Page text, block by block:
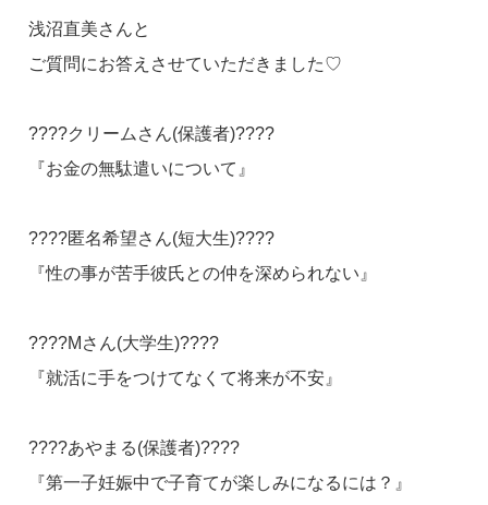
浅沼直美さんと
ご質問にお答えさせていただきました♡
????クリームさん(保護者)????
『お金の無駄遣いについて』
????匿名希望さん(短大生)????
『性の事が苦手彼氏との仲を深められない』
????Mさん(大学生)????
『就活に手をつけてなくて将来が不安』
????あやまる(保護者)????
『第一子妊娠中で子育てが楽しみになるには？』